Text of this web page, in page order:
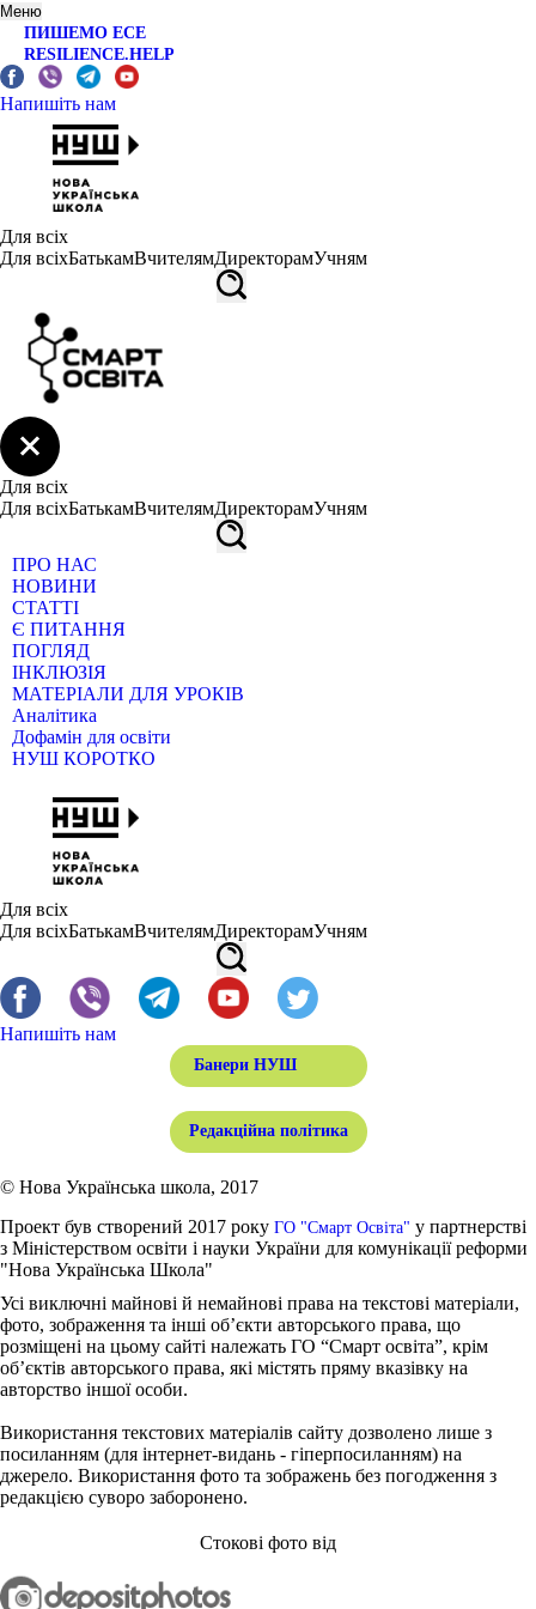
Меню
ПИШЕМО ЕСЕ
RESILIENCE.HELP
Напишіть нам
Для всіх
Для всіхБатькамВчителямДиректорамУчням
Для всіх
Для всіхБатькамВчителямДиректорамУчням
ПРО НАС
НОВИНИ
СТАТТІ
Є ПИТАННЯ
ПОГЛЯД
ІНКЛЮЗІЯ
МАТЕРІАЛИ ДЛЯ УРОКІВ
Аналітика
Дофамін для освіти
НУШ КОРОТКО
Для всіх
Для всіхБатькамВчителямДиректорамУчням
Напишіть нам
Банери НУШ
Редакційна політика
© Нова Українська школа, 2017
Проект був створений 2017 року ГО "Смарт Освіта" у партнерстві
з Міністерством освіти і науки України для комунікації реформи
"Нова Українська Школа"
Усі виключні майнові й немайнові права на текстові матеріали,
фото, зображення та інші об’єкти авторського права, що
розміщені на цьому сайті належать ГО “Смарт освіта”, крім
об’єктів авторського права, які містять пряму вказівку на
авторство іншої особи.
Використання текстових матеріалів сайту дозволено лише з
посиланням (для інтернет-видань - гіперпосиланням) на
джерело. Використання фото та зображень без погодження з
редакцією суворо заборонено.
Стокові фото від